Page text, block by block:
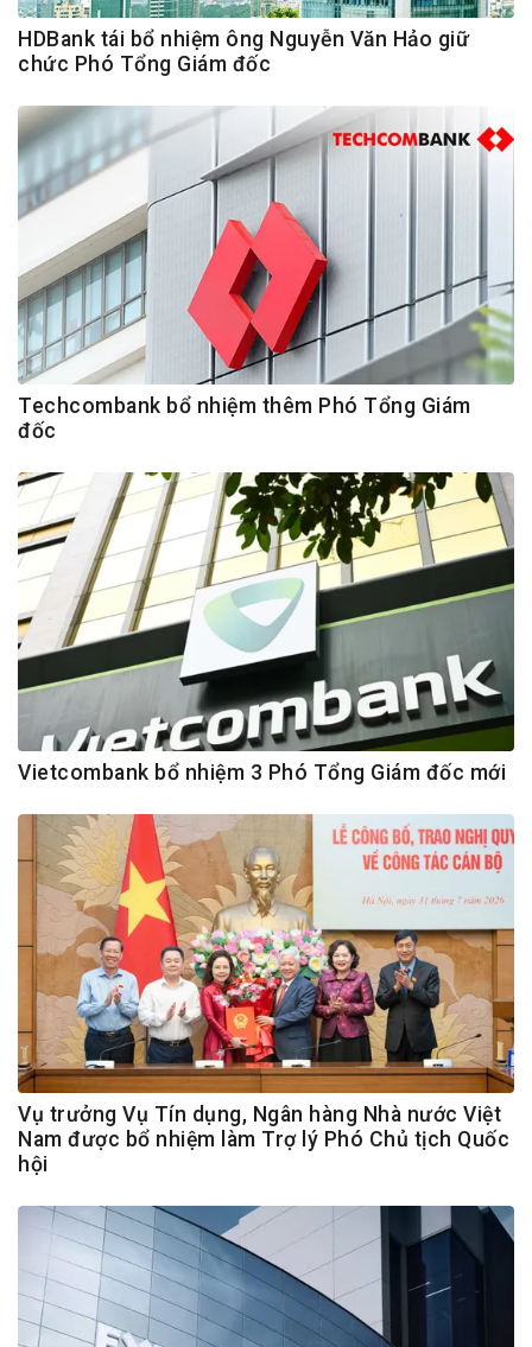
HDBank tái bổ nhiệm ông Nguyễn Văn Hảo giữ
chức Phó Tổng Giám đốc
Techcombank bổ nhiệm thêm Phó Tổng Giám
đốc
Vietcombank bổ nhiệm 3 Phó Tổng Giám đốc mới
Vụ trưởng Vụ Tín dụng, Ngân hàng Nhà nước Việt
Nam được bổ nhiệm làm Trợ lý Phó Chủ tịch Quốc
hội